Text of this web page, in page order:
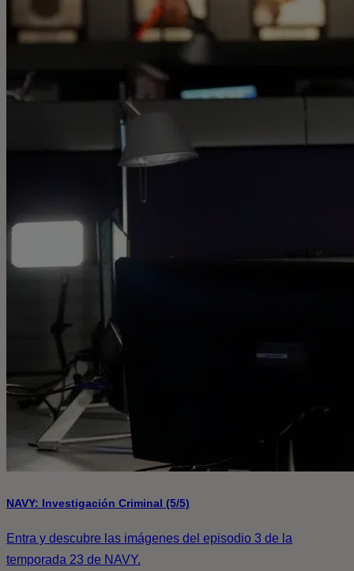
NAVY: Investigación Criminal (5/5)
Entra y descubre las imágenes del episodio 3 de la
temporada 23 de NAVY.